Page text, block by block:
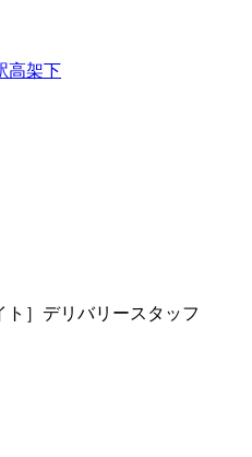
高架下
］デリバリースタッフ